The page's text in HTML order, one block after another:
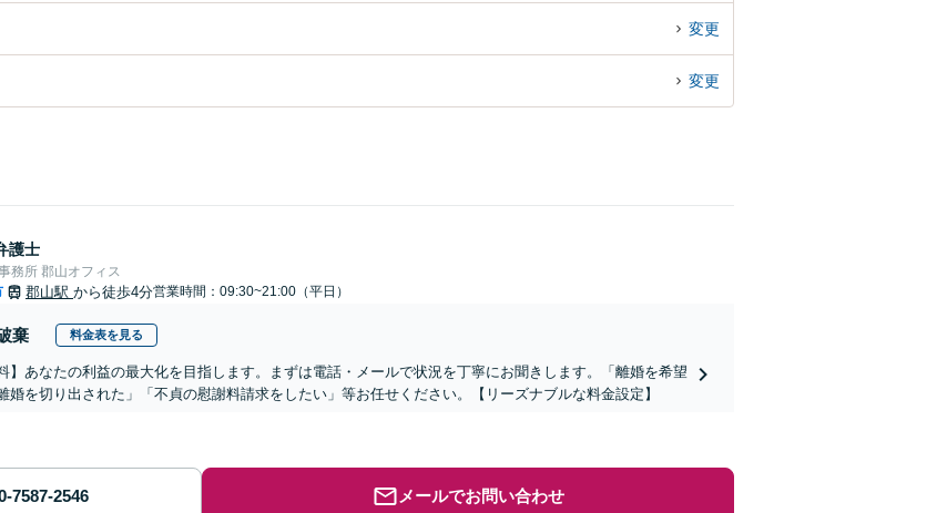
変更
変更
護士
務所 郡山オフィス
郡山駅 から徒歩4分営業時間：09:30~21:00（平日）
棄 料金表を見る
】あなたの利益の最大化を目指します。まずは電話・メールで状況を丁寧にお聞きします。「離婚を希望
婚を切り出された」「不貞の慰謝料請求をしたい」等お任せください。【リーズナブルな料金設定】
メールでお問い合わせ